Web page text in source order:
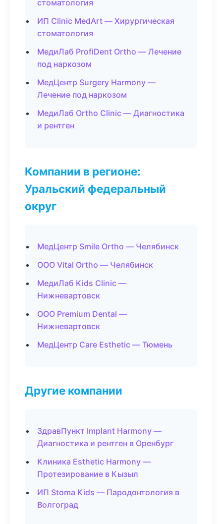
стоматология
ИП Clinic MedArt — Хирургическая
стоматология
МедиЛаб ProfiDent Ortho — Лечение
под наркозом
МедЦентр Surgery Harmony —
Лечение под наркозом
МедиЛаб Ortho Clinic — Диагностика
и рентген
Компании в регионе:
Уральский федеральный
округ
МедЦентр Smile Ortho — Челябинск
ООО Vital Ortho — Челябинск
МедиЛаб Kids Clinic —
Нижневартовск
ООО Premium Dental —
Нижневартовск
МедЦентр Care Esthetic — Тюмень
Другие компании
ЗдравПункт Implant Harmony —
Диагностика и рентген в Оренбург
Клиника Esthetic Harmony —
Протезирование в Кызыл
ИП Stoma Kids — Пародонтология в
Волгоград